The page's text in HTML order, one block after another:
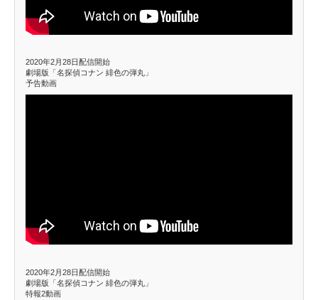
2020年2月28日配信開始
劇場版「名探偵コナン 緋色の弾丸」
予告動画
2020年2月28日配信開始
劇場版「名探偵コナン 緋色の弾丸」
特報2動画